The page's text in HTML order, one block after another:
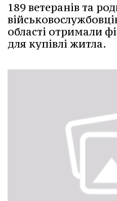
189 ветеранів та
області отримали
для купівлі житла.